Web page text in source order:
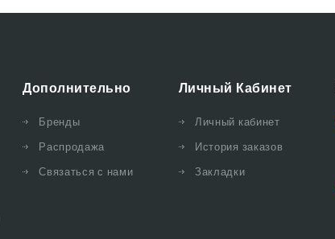
Дополнительно
Бренды
Распродажа
Связаться с нами
Личный Кабинет
Личный кабинет
История заказов
Закладки